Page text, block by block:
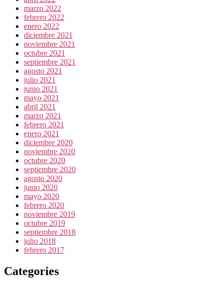
marzo 2022
febrero 2022
enero 2022
diciembre 2021
noviembre 2021
octubre 2021
septiembre 2021
agosto 2021
julio 2021
junio 2021
mayo 2021
abril 2021
marzo 2021
febrero 2021
enero 2021
diciembre 2020
noviembre 2020
octubre 2020
septiembre 2020
agosto 2020
junio 2020
mayo 2020
febrero 2020
noviembre 2019
octubre 2019
septiembre 2018
julio 2018
febrero 2017
Categories